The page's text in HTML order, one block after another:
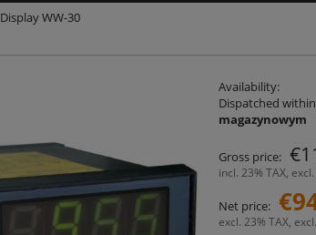
Display WW-30
Availability:
Dispatched
magazynowym
Gross price:
incl. 23% TAX,
Net price:
excl. 23% TAX,